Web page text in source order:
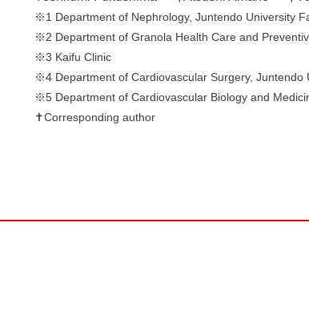
※1 Department of Nephrology, Juntendo University
※2 Department of Granola Health Care and
※3 Kaifu Clinic
※4 Department of Cardiovascular Surgery, Juntendo
※5 Department of Cardiovascular Biology and
✝Corresponding author